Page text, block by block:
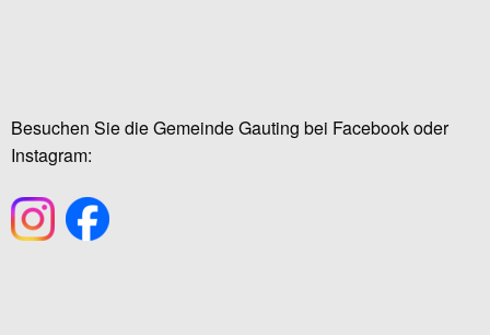
Besuchen Sie die Gemeinde Gauting bei Facebook oder
Instagram: